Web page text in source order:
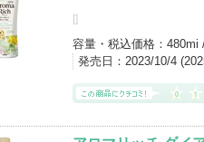
[]
容量・税込価格： 480mi
発売日： 2023/10/4